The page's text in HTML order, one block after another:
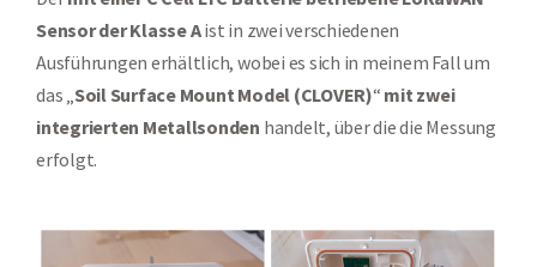
Sensor der Klasse Aist in zwei verschiedenen
Ausführungen erhältlich, wobei es sich in meinem Fall um
das „Soil Surface Mount Model (CLOVER)“ mit zwei
integrierten Metallsonden handelt, über die die Messung
erfolgt.